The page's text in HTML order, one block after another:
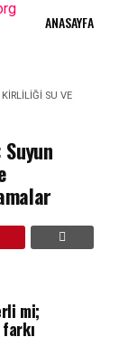
ANASAYFA
KIRLILIĞI SU VE
Suyun
mi;